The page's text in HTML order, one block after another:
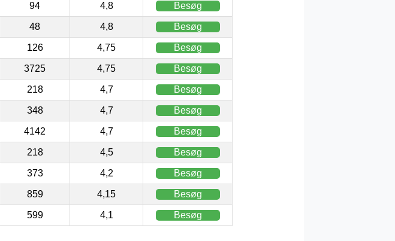
94 4,8 Besøg
48 4,8 Besøg
126 4,75 Besøg
3725 4,75 Besøg
218 4,7 Besøg
348 4,7 Besøg
4142 4,7 Besøg
218 4,5 Besøg
373 4,2 Besøg
859 4,15 Besøg
599 4,1 Besøg